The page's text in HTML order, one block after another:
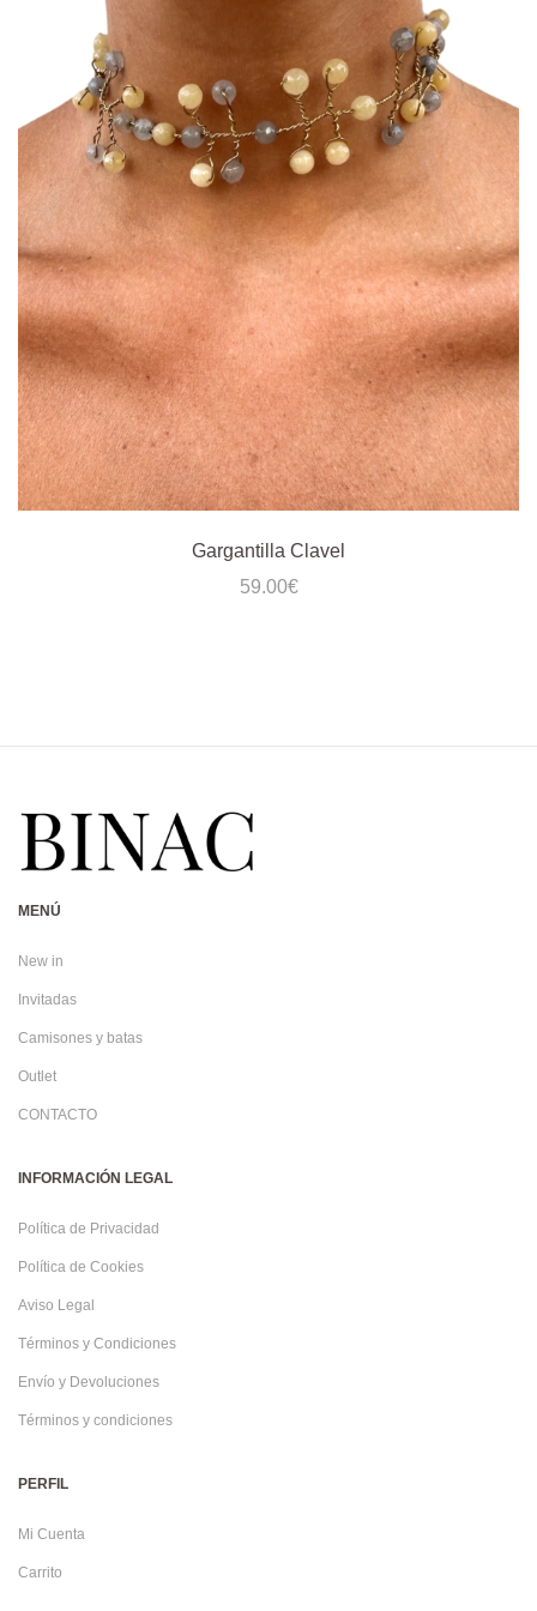
Gargantilla Clavel
59.00€
MENÚ
New in
Invitadas
Camisones y batas
Outlet
CONTACTO
INFORMACIÓN LEGAL
Política de Privacidad
Política de Cookies
Aviso Legal
Términos y Condiciones
Envío y Devoluciones
Términos y condiciones
PERFIL
Mi Cuenta
Carrito